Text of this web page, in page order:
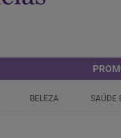
BELEZA SAÚDE